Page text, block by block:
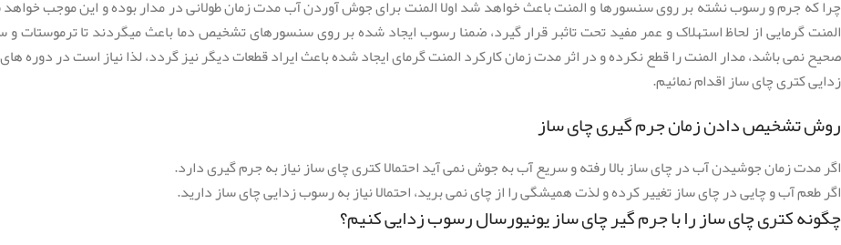
چرا که جرم و رسوب نشته بر روی سنسورها و المنت باعث خواهد شد اولا المنت برای جوش آوردن آب مدت زمان طولانی در مدار بوده و این موجب
المنت گرمایی از لحاظ استهلاک و عمر مفید تحت تاثبر قرار گیرد، ضمنا رسوب ایجاد شده بر روی سنسورهای تشخیص دما باعث میگردند تا
صحیح نمی باشد، مدار المنت را قطع نکرده و در اثر مدت زمان کارکرد المنت گرمای ایجاد شده باعث ایراد قطعات دیگر نیز گردد، لذا نیاز است در
زدایی کتری چای ساز اقدام نمائیم.
روش تشخیص دادن زمان جرم گیری چای ساز
اگر مدت زمان جوشیدن آب در چای ساز بالا رفته و سریع آب به جوش نمی آید احتمالا کتری چای ساز نیاز به جرم گیری دارد.
اگر طعم آب و چایی در چای ساز تغییر کرده و لذت همیشگی را از چای نمی برید، احتمالا نیاز به رسوب زدایی چای ساز دارید.
چگونه کتری چای ساز را با جرم گیر چای ساز یونیورسال رسوب زدایی کنیم؟